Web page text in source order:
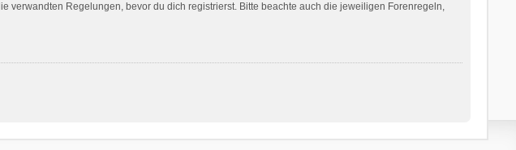
Regelungen, bevor du dich registrierst. Bitte beachte auch die jeweiligen Forenregeln,